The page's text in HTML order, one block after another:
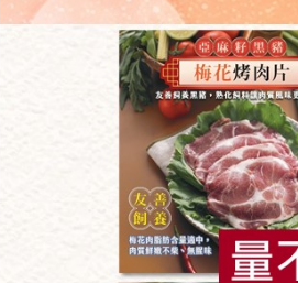
冷藏未開封可保存7天；
本品不添加色素、防腐
本品含有麩質的穀類、
你
惜食 RPET 食譜